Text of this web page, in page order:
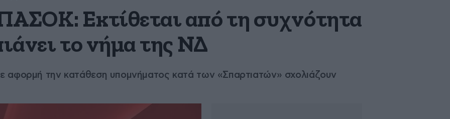
Εκτίθεται από τη συχνότητα
το νήμα της ΝΔ
την κατάθεση υπομνήματος κατά των «Σπαρτιατών» σχολιάζουν